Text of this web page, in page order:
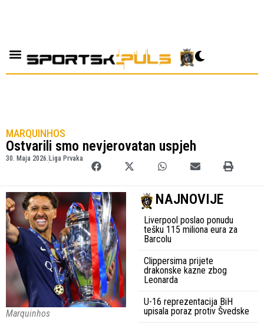
MARQUINHOS
Ostvarili smo nevjerovatan uspjeh
30. Maja 2026. Liga Prvaka
Marquinhos
NAJNOVIJE
Liverpool poslao ponudu
tešku 115 miliona eura za
Barcolu
Clippersima prijete
drakonske kazne zbog
Leonarda
U-16 reprezentacija BiH
upisala poraz protiv Švedske